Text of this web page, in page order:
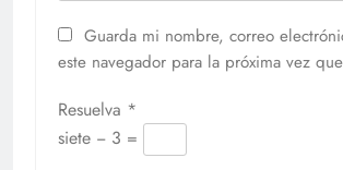
Guarda mi nombre, correo
este navegador para la próxima vez
Resuelva *
siete − 3 =